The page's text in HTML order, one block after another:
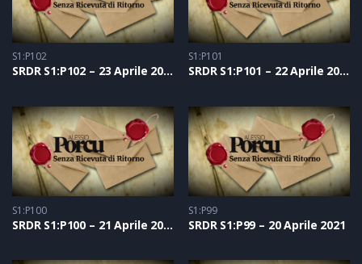
S1:P102
SRDR S1:P102 – 23 Aprile 2021
S1:P101
SRDR S1:P101 – 22 Aprile 2021
S1:P100
SRDR S1:P100 – 21 Aprile 2021
S1:P99
SRDR S1:P99 – 20 Aprile 2021